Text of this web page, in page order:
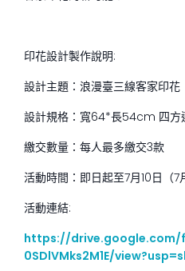
印花設計製作說明:
設計主題：浪漫臺三線客家印花
設計規格：寬64*長54cm 四方
繳交數量：每人最多繳交3款
活動時間：即日起至7月10日（7
活動連結:
https://drive.google.com/
0SDlVMks2M1E/